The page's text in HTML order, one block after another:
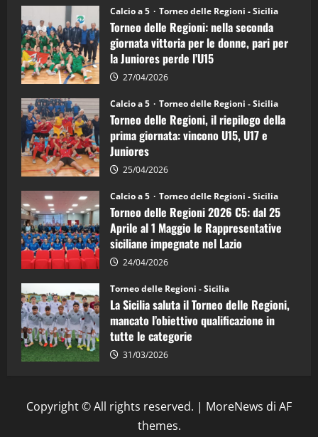
Torneo
delle
Regioni
di
calcio
a
5:
la
Juniores
è
vicecampione
d’Italia
Calcio a 5 Torneo delle Regioni - Sicilia
Torneo delle Regioni: nella seconda
giornata vittoria per le donne, pari per
la Juniores perde l’U15
27/04/2026
Calcio a 5 Torneo delle Regioni - Sicilia
Torneo delle Regioni, il riepilogo della
prima giornata: vincono U15, U17 e
Juniores
25/04/2026
Calcio a 5 Torneo delle Regioni - Sicilia
Torneo delle Regioni 2026 C5: dal 25
Aprile al 1 Maggio le Rappresentative
siciliane impegnate nel Lazio
24/04/2026
Torneo delle Regioni - Sicilia
La Sicilia saluta il Torneo delle Regioni,
mancato l’obiettivo qualificazione in
tutte le categorie
31/03/2026
Copyright © All rights reserved. | MoreNews di AF
themes.